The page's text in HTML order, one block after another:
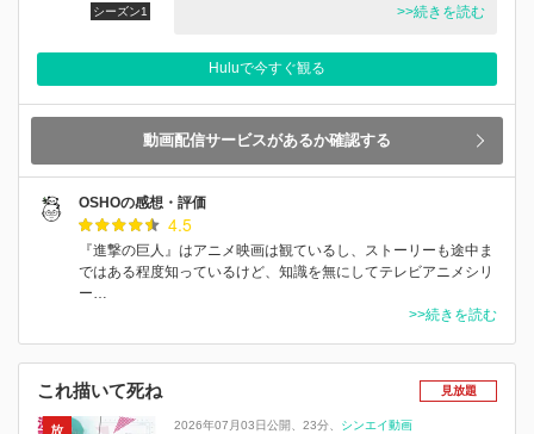
シーズン1
>>続きを読む
Huluで今すぐ観る
動画配信サービスがあるか確認する
OSHOの感想・評価
4.5
『進撃の巨人』はアニメ映画は観ているし、ストーリーも途中ま
ではある程度知っているけど、知識を無にしてテレビアニメシリ
ー…
>>続きを読む
これ描いて死ね 見放題
2026年07月03日公開 23分 シンエイ動画